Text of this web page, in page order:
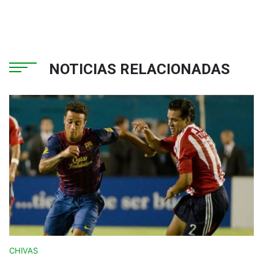
NOTICIAS RELACIONADAS
CHIVAS